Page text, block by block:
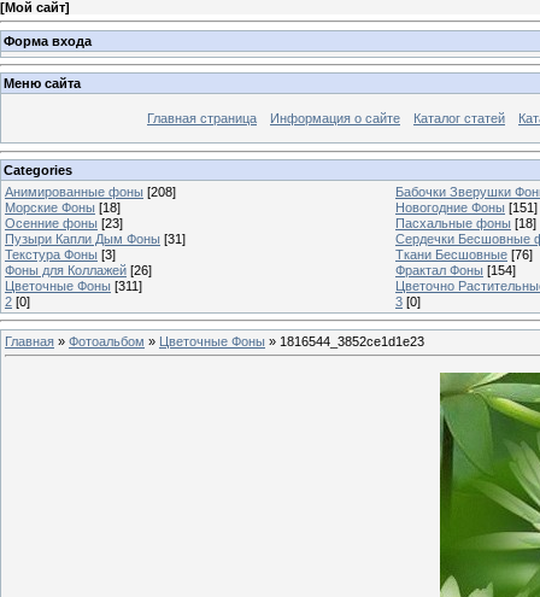
[Мой сайт]
Форма входа
Меню сайта
Главная страница Информация о сайте Каталог статей
Categories
Анимированные фоны [208]
Бабочки Зверушки
Морские Фоны [18] Новогодние Фоны [151]
Осенние фоны [23] Пасхальные фоны [18]
Пузыри Капли Дым Фоны [31]
Сердечки Бесшовные
Текстура Фоны [3] Ткани Бесшовные [76]
Фоны для Коллажей [26] Фрактал Фоны [154]
Цветочные Фоны [311]
Цветочно
2 [0] 3 [0]
Главная » Фотоальбом » Цветочные Фоны » 1816544_3852ce1d1e23